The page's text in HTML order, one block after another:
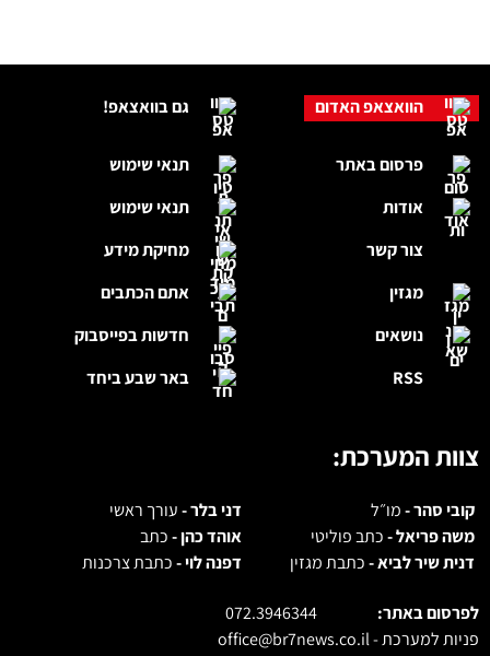
גם בוואצאפ!
תנאי שימוש
תנאי שימוש
מחיקת מידע
אתם הכתבים
חדשות בפייסבוק
באר שבע ביחד
הוואצאפ האדום
פרסום באתר
אודות
צור קשר
מגזין
נושאים
RSS
צוות המערכת:
קובי סהר -מו״ל דני בלר -עורך ראשי
משה פריאל -כתב פוליטי אוהד כהן -כתב
דנית שיר לביא -כתבת מגזין דפנה לוי -כתבת צרכנות
לפרסום באתר:
072.3946344
פניות למערכת -office@br7news.co.il